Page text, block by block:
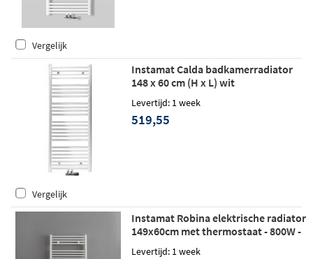
Vergelijk
Instamat Calda badkamerradiator
148 x 60 cm (H x L) wit
Levertijd: 1 week
519,55
Vergelijk
Instamat Robina elektrische radiator
149x60cm met thermostaat - 800W -
Levertijd: 1 week